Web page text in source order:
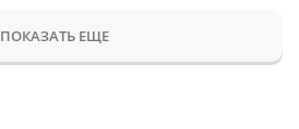
ПОКАЗАТЬ ЕЩЕ